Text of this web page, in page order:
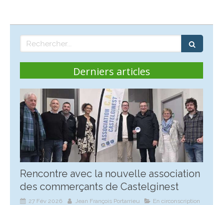
Rechercher
Derniers articles
Rencontre avec la nouvelle association
des commerçants de Castelginest
27 Fév 2026 Jean François Portarrieu En circonscription